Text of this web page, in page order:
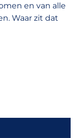
en van alle
Waar zit dat